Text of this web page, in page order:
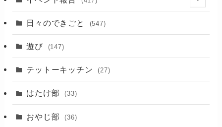
(2)
(3)
日々のできごと (547)
遊び (147)
テットーキッチン (27)
はたけ部 (33)
おやじ部 (36)